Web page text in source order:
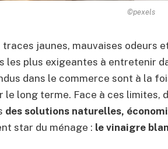
©pexels
jaunes, mauvaises odeurs
les plus exigeantes à entretenir
dans le commerce sont à la
le long terme. Face à ces limites,
des solutions naturelles,
star du ménage : le vinaigre